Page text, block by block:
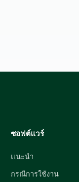
ซอฟต์แวร์
เเนะนำ
กรณีการใช้งาน